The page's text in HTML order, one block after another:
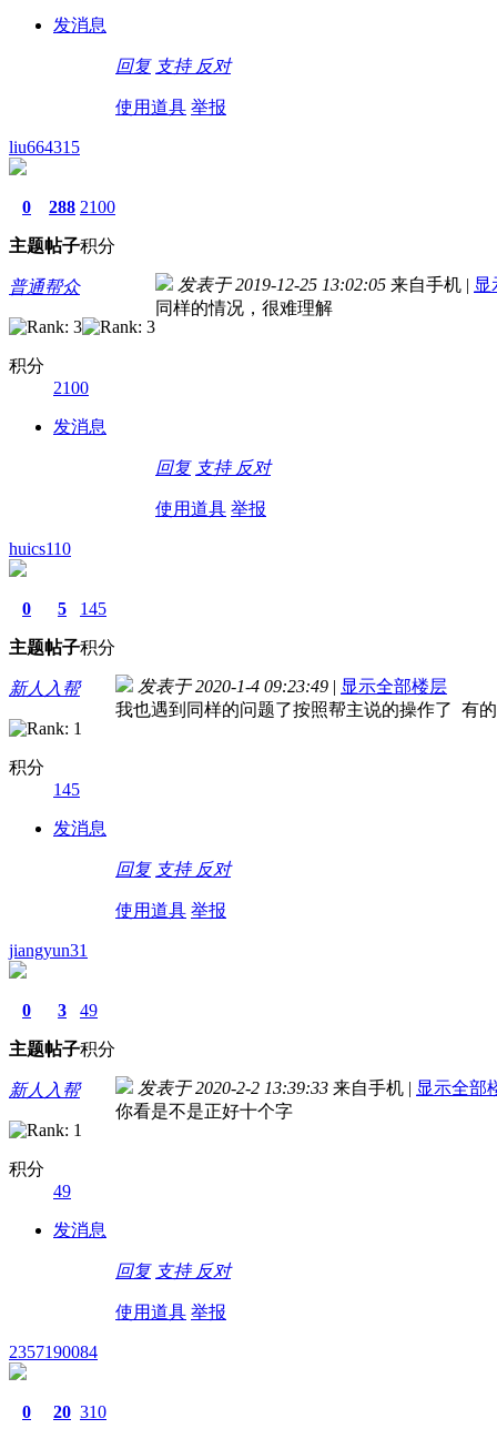
发消息
回复 支持 反对
使用道具 举报
liu664315
0
主题
288
帖子
2100
积分
普通帮众
积分
2100
发消息
发表于 2019-12-25 13:02:05 来自手机 | 显
同样的情况，很难理解
回复 支持 反对
使用道具 举报
huics110
0
主题
5
帖子
145
积分
新人入帮
积分
145
发消息
发表于 2020-1-4 09:23:49 | 显示全部楼层
我也遇到同样的问题了按照帮主说的操作了 有
回复 支持 反对
使用道具 举报
jiangyun31
0
主题
3
帖子
49
积分
新人入帮
积分
49
发消息
发表于 2020-2-2 13:39:33 来自手机 | 显示全部
你看是不是正好十个字
回复 支持 反对
使用道具 举报
2357190084
0 20 310